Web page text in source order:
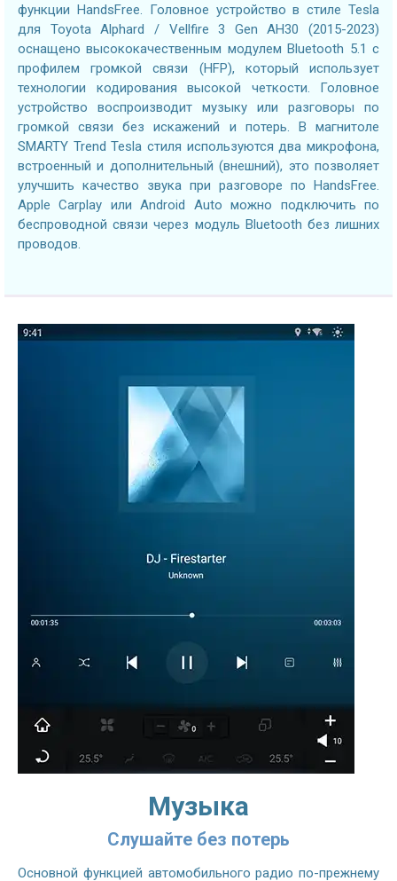
функции HandsFree. Головное устройство в стиле Tesla
для Toyota Alphard / Vellfire 3 Gen AH30 (2015-2023)
оснащено высококачественным модулем Bluetooth 5.1 с
профилем громкой связи (HFP), который использует
технологии кодирования высокой четкости. Головное
устройство воспроизводит музыку или разговоры по
громкой связи без искажений и потерь. В магнитоле
SMARTY Trend Tesla стиля используются два микрофона,
встроенный и дополнительный (внешний), это позволяет
улучшить качество звука при разговоре по HandsFree.
Apple Carplay или Android Auto можно подключить по
беспроводной связи через модуль Bluetooth без лишних
проводов.
Музыка
Слушайте без потерь
Основной функцией автомобильного радио по-прежнему